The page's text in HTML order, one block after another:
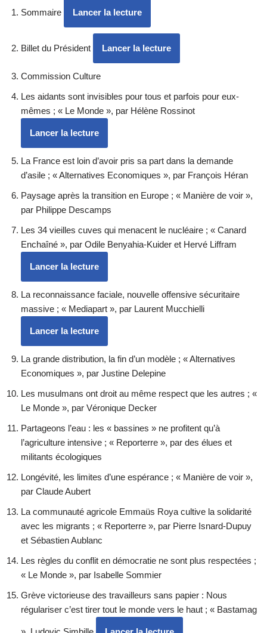
Sommaire Lancer la lecture
Billet du Président Lancer la lecture
Commission Culture
Les aidants sont invisibles pour tous et parfois pour eux-
mêmes ; « Le Monde », par Hélène Rossinot
Lancer la lecture
La France est loin d’avoir pris sa part dans la demande
d’asile ; « Alternatives Economiques », par François Héran
Paysage après la transition en Europe ; « Manière de voir »,
par Philippe Descamps
Les 34 vieilles cuves qui menacent le nucléaire ; « Canard
Enchaîné », par Odile Benyahia-Kuider et Hervé Liffram
Lancer la lecture
La reconnaissance faciale, nouvelle offensive sécuritaire
massive ; « Mediapart », par Laurent Mucchielli
Lancer la lecture
La grande distribution, la fin d’un modèle ; « Alternatives
Economiques », par Justine Delepine
Les musulmans ont droit au même respect que les autres ; «
Le Monde », par Véronique Decker
Partageons l’eau : les « bassines » ne profitent qu’à
l’agriculture intensive ; « Reporterre », par des élues et
militants écologiques
Longévité, les limites d’une espérance ; « Manière de voir »,
par Claude Aubert
La communauté agricole Emmaüs Roya cultive la solidarité
avec les migrants ; « Reporterre », par Pierre Isnard-Dupuy
et Sébastien Aublanc
Les règles du conflit en démocratie ne sont plus respectées ;
« Le Monde », par Isabelle Sommier
Grève victorieuse des travailleurs sans papier : Nous
régulariser c’est tirer tout le monde vers le haut ; « Bastamag